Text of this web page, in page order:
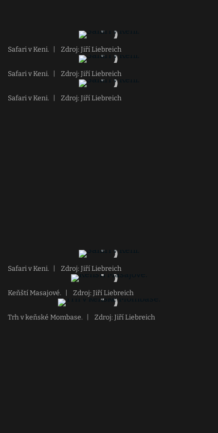
Safari v Keni. Zdroj: Jiří Liebreich
Safari v Keni. Zdroj: Jiří Liebreich
Safari v Keni. Zdroj: Jiří Liebreich
Safari v Keni. Zdroj: Jiří Liebreich
Keňští Masajové. Zdroj: Jiří Liebreich
Trh v keňské Mombase. Zdroj: Jiří Liebreich